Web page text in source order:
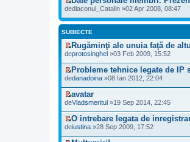
i
u
l
t
i
m
u
l
m
e
s
j
n
e
c
i
t
i
V
z
i
u
l
t
i
m
u
l
m
e
s
j
n
e
c
dediaconul_Catalin »02 Apr 2008, 08:47
SUBIECTE
V
e
z
i
u
l
t
i
m
u
l
e
Rugăminţi ale unuia faţă de
deprotosinghel »03 Feb 2009, 15:52
V
i
u
l
t
i
m
Probleme tehnice legate de IP
dedanadoina »08 Ian 2012, 22:04
V
z
i
u
l
avatar
deVladsmeritul »19 Sep 2014, 22:45
V
z
O intrebare legata de
deiustina »28 Sep 2009, 17:52